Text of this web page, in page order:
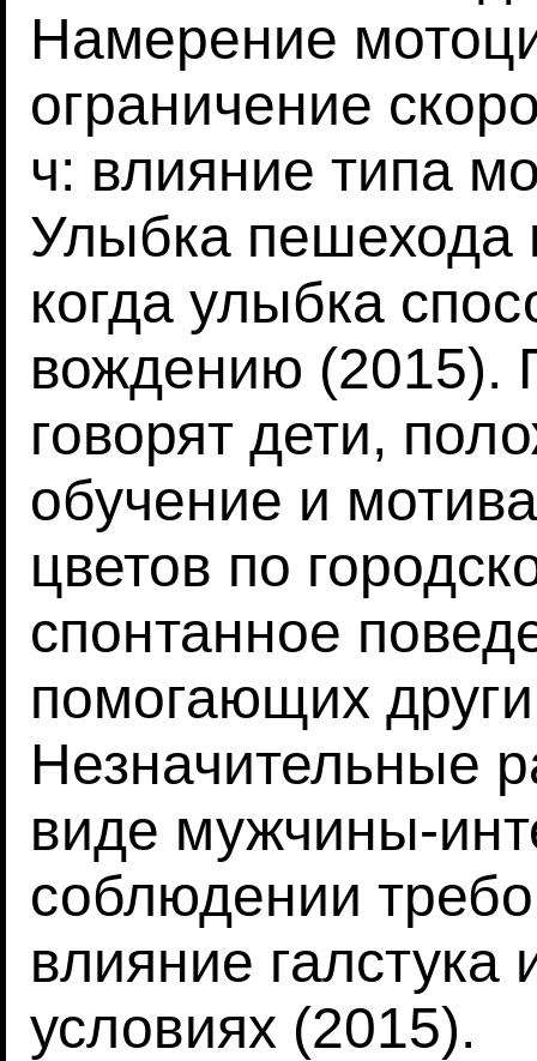
Намерение
ограничение
ч: влияние типа
Улыбка пешехода
когда улыбка
вождению (2015).
говорят дети,
обучение и
цветов по
спонтанное
помогающих
Незначительные
виде мужчины-
соблюдении
влияние
условиях (2015).